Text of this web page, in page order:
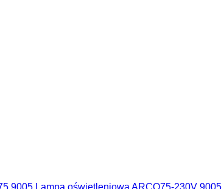
Lampa oświetleniowa ARCO75-230V 9005